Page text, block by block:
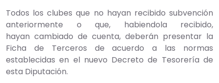
Todos los clubes que no hayan recibido subvención
anteriormente o que, habiendola recibido,
hayan cambiado de cuenta, deberán presentar la
Ficha de Terceros de acuerdo a las normas
establecidas en el nuevo Decreto de Tesorería de
esta Diputación.